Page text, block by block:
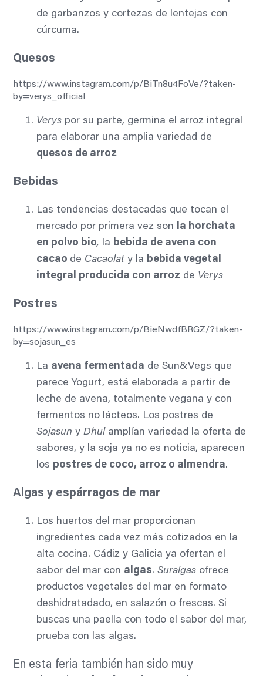
de garbanzos y cortezas de lentejas con
cúrcuma.
Quesos
https://www.instagram.com/p/BiTn8u4FoVe/?taken-
by=verys_official
Verys por su parte, germina el arroz integral
para elaborar una amplia variedad de
quesos de arroz
Bebidas
Las tendencias destacadas que tocan el
mercado por primera vez son la horchata
en polvo bio, la bebida de avena con
cacao de Cacaolat y la bebida vegetal
integral producida con arroz de Verys
Postres
https://www.instagram.com/p/BieNwdfBRGZ/?taken-
by=sojasun_es
La avena fermentada de Sun&Vegs que
parece Yogurt, está elaborada a partir de
leche de avena, totalmente vegana y con
fermentos no lácteos. Los postres de
Sojasun yDhul amplían variedad la oferta de
sabores, y la soja ya no es noticia, aparecen
los postres de coco, arroz o almendra.
Algas y espárragos de mar
Los huertos del mar proporcionan
ingredientes cada vez más cotizados en la
alta cocina. Cádiz y Galicia ya ofertan el
sabor del mar con algas.Suralgas ofrece
productos vegetales del mar en formato
deshidratadado, en salazón o frescas. Si
buscas una paella con todo el sabor del mar,
prueba con las algas.
En esta feria también han sido muy